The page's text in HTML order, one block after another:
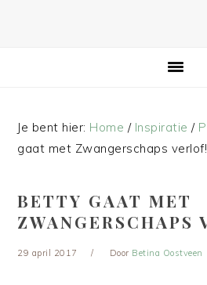
Je bent hier: Home / Inspiratie /
gaat met Zwangerschaps verlof!
BETTY GAAT MET
ZWANGERSCHAPS
29 april 2017 Door Betina Oostveen